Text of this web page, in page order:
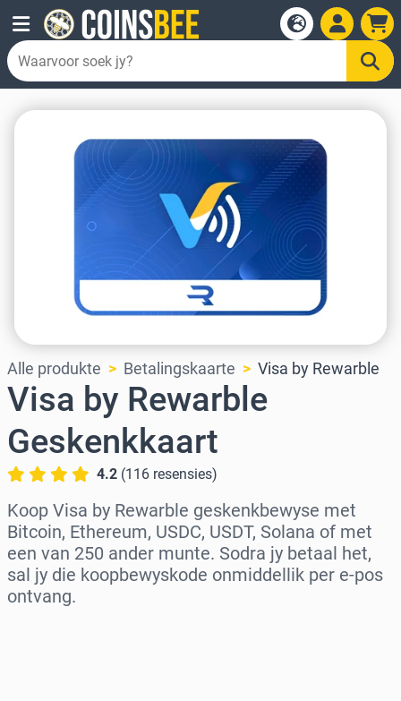
Alle produkte Betalingskaarte Visa by Rewarble
Visa by Rewarble
Geskenkkaart
4.2 (116 resensies)
Koop Visa by Rewarble geskenkbewyse met
Bitcoin, Ethereum, USDC, USDT, Solana of met
een van 250 ander munte. Sodra jy betaal het,
sal jy die koopbewyskode onmiddellik per e-pos
ontvang.